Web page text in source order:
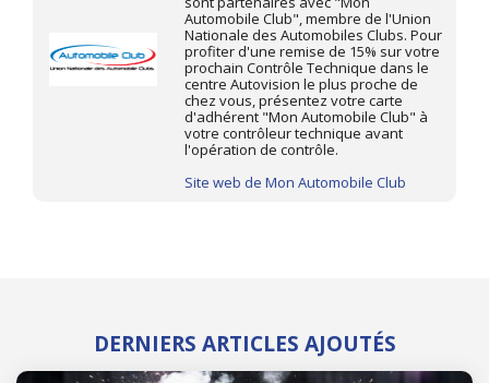
Automobile Club", membre de l'Union
Nationale des Automobiles Clubs. Pour
profiter d'une remise de 15% sur votre
prochain Contrôle Technique dans le
centre Autovision le plus proche de
chez vous, présentez votre carte
d'adhérent "Mon Automobile Club" à
votre contrôleur technique avant
l'opération de contrôle.
Site web de Mon Automobile Club
DERNIERS ARTICLES AJOUTÉS